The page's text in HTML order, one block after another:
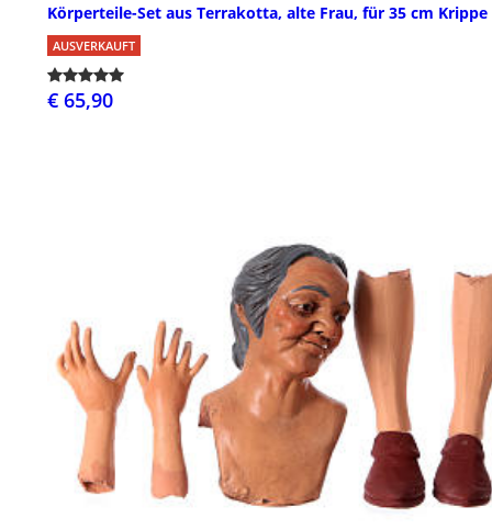
Körperteile-Set aus Terrakotta, alte Frau, für 35 cm Krippe
AUSVERKAUFT
€ 65,90